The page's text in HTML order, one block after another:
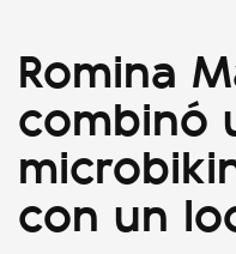
Romina
combinó
con un